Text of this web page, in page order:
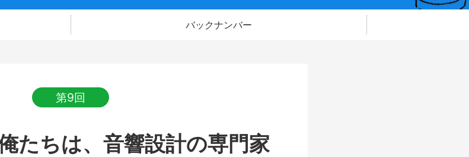
バックナンバー
第9回
たちは、音響設計の専門家